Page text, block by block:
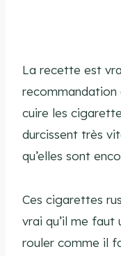
La recette est
recommandation
cuire les
durcissent très
qu’elles sont
Ces cigarettes
vrai qu’il me faut
rouler comme il